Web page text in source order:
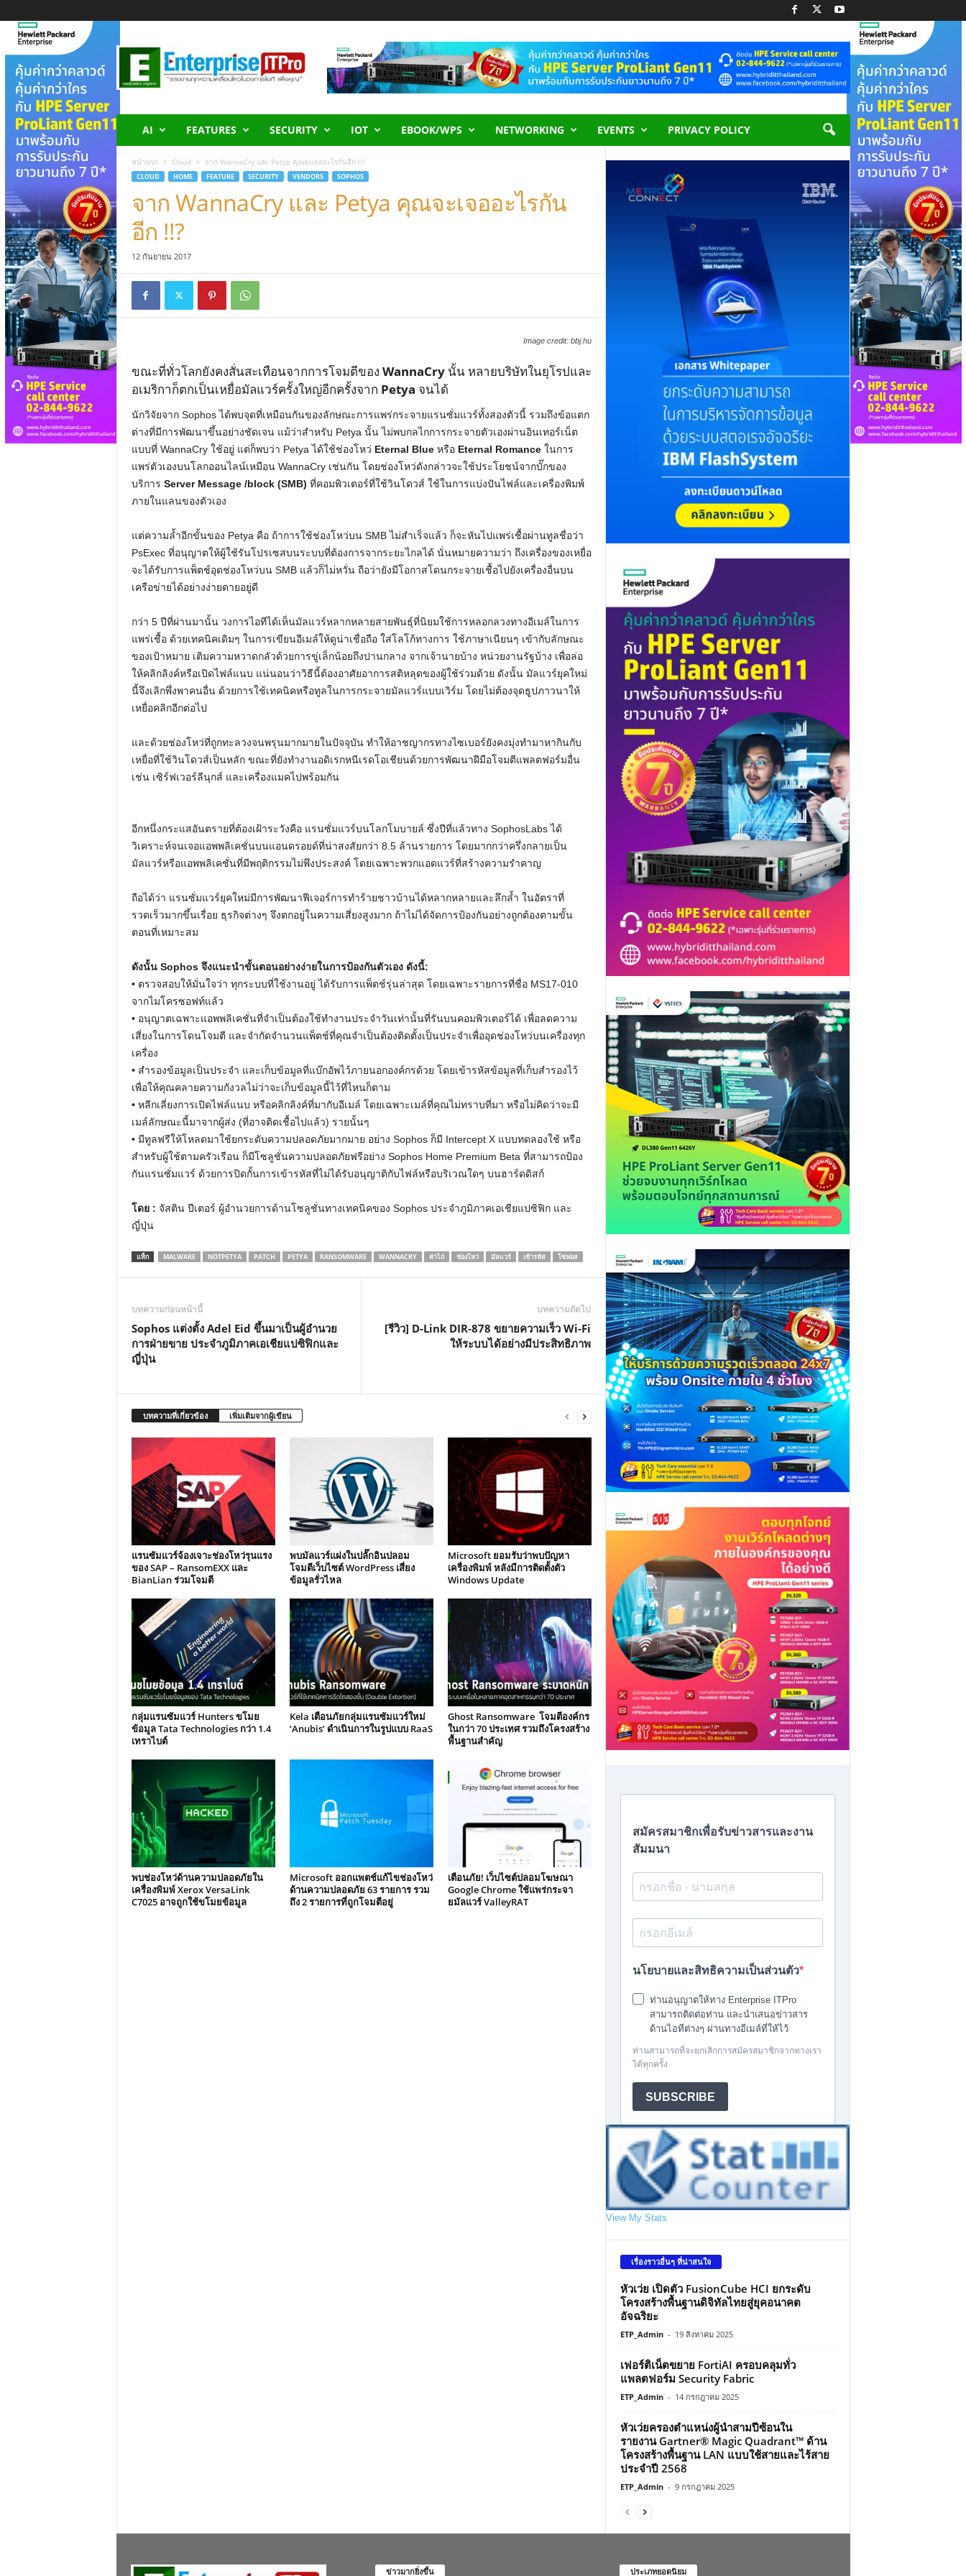
n
T
P
r
o
AI FEATURES SECURITY IOT EBOOK/WPS NETWORKING EVENTS PRIVACY POLICY
หน้าแรก Cloud จาก WannaCry และ Petya คุณจะเจออะไรกันอีก !!?
CLOUD HOME FEATURE SECURITY VENDORS SOPHOS
จาก WannaCry และ Petya คุณจะเจออะไรกัน
อีก !!?
12 กันยายน 2017
Image credit: bbj.hu
ขณะที่ทั่วโลกยังคงสั่นสะเทือนจากการโจมตีของ WannaCryนั้น หลายบริษัทในยุโรปและ
อเมริกาก็ตกเป็นเหยื่อมัลแวร์ครั้งใหญ่อีกครั้งจาก Petya จนได้
นักวิจัยจาก Sophos ได้พบจุดที่เหมือนกันของลักษณะการแพร่กระจายแรนซั่มแวร์ทั้งสองตัวนี้ รวมถึงข้อแตก
ต่างที่มีการพัฒนาขึ้นอย่างชัดเจน แม้ว่าสำหรับ Petya นั้น ไม่พบกลไกการกระจายตัวเองผ่านอินเทอร์เน็ต
แบบที่ WannaCry ใช้อยู่ แต่ก็พบว่า Petya ได้ใช้ช่องโหว่ Eternal BlueหรือEternal Romanceในการ
แพร่ตัวเองบนโลกออนไลน์เหมือน WannaCry เช่นกัน โดยช่องโหว่ดังกล่าวจะใช้ประโยชน์จากบั๊กของ
บริการ Server Message /block (SMB) ที่คอมพิวเตอร์ที่ใช้วินโดวส์ ใช้ในการแบ่งปันไฟล์และเครื่องพิมพ์
ภายในแลนของตัวเอง
แต่ความล้ำอีกขั้นของ Petya คือ ถ้าการใช้ช่องโหว่บน SMB ไม่สำเร็จแล้ว ก็จะหันไปแพร่เชื้อผ่านทูลชื่อว่า
PsExec ที่อนุญาตให้ผู้ใช้รันโปรเซสบนระบบที่ต้องการจากระยะไกลได้ นั่นหมายความว่า ถึงเครื่องของเหยื่อ
จะได้รับการแพ็ตช์อุดช่องโหว่บน SMB แล้วก็ไม่หวั่น ถือว่ายังมีโอกาสโดนกระจายเชื้อไปยังเครื่องอื่นบน
เครือข่ายได้อย่างง่ายดายอยู่ดี
กว่า 5 ปีที่ผ่านมานั้น วงการไอทีได้เห็นมัลแวร์หลากหลายสายพันธุ์ที่นิยมใช้การหลอกลวงทางอีเมล์ในการ
แพร่เชื้อ ด้วยเทคนิคเดิมๆ ในการเขียนอีเมล์ให้ดูน่าเชื่อถือ ใส่โลโก้ทางการ ใช้ภาษาเนียนๆ เข้ากับลักษณะ
ของเป้าหมาย เติมความหวาดกลัวด้วยการขู่เล็กน้อยถึงปานกลาง จากเจ้านายบ้าง หน่วยงานรัฐบ้าง เพื่อล่อ
ให้คลิกลิงค์หรือเปิดไฟล์แนบ แน่นอนว่าวิธีนี้ต้องอาศัยอาการสติหลุดของผู้ใช้ร่วมด้วย ดังนั้น มัลแวร์ยุคใหม่
นี้จึงเลิกพึ่งพาคนอื่น ด้วยการใช้เทคนิคหรือทูลในการกระจายมัลแวร์แบบเวิร์ม โดยไม่ต้องจุดธูปภาวนาให้
เหยื่อคลิกอีกต่อไป
และด้วยช่องโหว่ที่ถูกทะลวงจนพรุนมากมายในปัจจุบัน ทำให้อาชญากรทางไซเบอร์ยังคงมุ่งทำมาหากินกับ
เหยื่อที่ใช้วินโดวส์เป็นหลัก ขณะที่ยังทำงานอดิเรกหนีเรดโอเชียนด้วยการพัฒนาฝีมือโจมตีแพลตฟอร์มอื่น
เช่น เซิร์ฟเวอร์ลีนุกส์ และเครื่องแมคไปพร้อมกัน
อีกหนึ่งกระแสอันตรายที่ต้องเฝ้าระวังคือ แรนซั่มแวร์บนโลกโมบายล์ ซึ่งปีที่แล้วทาง SophosLabs ได้
วิเคราะห์จนเจอแอพพลิเคชั่นบนแอนดรอยด์ที่น่าสงสัยกว่า 8.5 ล้านรายการ โดยมากกว่าครึ่งกลายเป็น
มัลแวร์หรือแอพพลิเคชั่นที่มีพฤติกรรมไม่พึงประสงค์ โดยเฉพาะพวกแอดแวร์ที่สร้างความรำคาญ
ถือได้ว่า แรนซั่มแวร์ยุคใหม่มีการพัฒนาฟีเจอร์การทำร้ายชาวบ้านได้หลากหลายและลึกล้ำ ในอัตราที่
รวดเร็วมากขึ้นเรื่อย ธุรกิจต่างๆ จึงตกอยู่ในความเสี่ยงสูงมาก ถ้าไม่ได้จัดการป้องกันอย่างถูกต้องตามขั้น
ตอนที่เหมาะสม
ดังนั้น Sophos จึงแนะนำขั้นตอนอย่างง่ายในการป้องกันตัวเอง ดังนี้:
• ตรวจสอบให้มั่นใจว่า ทุกระบบที่ใช้งานอยู่ ได้รับการแพ็ตช์รุ่นล่าสุด โดยเฉพาะรายการที่ชื่อ MS17-010
จากไมโครซอฟท์แล้ว
• อนุญาตเฉพาะแอพพลิเคชั่นที่จำเป็นต้องใช้ทำงานประจำวันเท่านั้นที่รันบนคอมพิวเตอร์ได้ เพื่อลดความ
เสี่ยงในการโดนโจมตี และจำกัดจำนวนแพ็ตช์ที่คุณจำเป็นต้องติดตั้งเป็นประจำเพื่ออุดช่องโหว่บนเครื่องทุก
เครื่อง
• สำรองข้อมูลเป็นประจำ และเก็บข้อมูลที่แบ๊กอัพไว้ภายนอกองค์กรด้วย โดยเข้ารหัสข้อมูลที่เก็บสำรองไว้
เพื่อให้คุณคลายความกังวลไม่ว่าจะเก็บข้อมูลนี้ไว้ที่ไหนก็ตาม
• หลีกเลี่ยงการเปิดไฟล์แนบ หรือคลิกลิงค์ที่มากับอีเมล์ โดยเฉพาะเมล์ที่คุณไม่ทราบที่มา หรือไม่คิดว่าจะมี
เมล์ลักษณะนี้มาจากผู้ส่ง (ที่อาจติดเชื้อไปแล้ว) รายนั้นๆ
• มีทูลฟรีให้โหลดมาใช้ยกระดับความปลอดภัยมากมาย อย่าง Sophos ก็มี Intercept X แบบทดลองใช้ หรือ
สำหรับผู้ใช้ตามครัวเรือน ก็มีโซลูชั่นความปลอดภัยฟรีอย่าง Sophos Home Premium Beta ที่สามารถป้อง
กันแรนซั่มแวร์ ด้วยการปิดกั้นการเข้ารหัสที่ไม่ได้รับอนุญาติกับไฟล์หรือบริเวณใดๆ บนฮาร์ดดิสก์
โดย : จัสติน ปีเตอร์ ผู้อำนวยการด้านโซลูชั่นทางเทคนิคของ Sophos ประจำภูมิภาคเอเชียแปซิฟิก และ
ญี่ปุ่น
แท็ก MALWARE NOTPETYA PATCH PETYA RANSOMWARE WANNACRY ค่าไถ่ ช่องโหว่ มัลแวร์ เข้ารหัส โซฟอส
บทความก่อนหน้านี้
Sophos แต่งตั้ง Adel Eid ขึ้นมาเป็นผู้อำนวย
การฝ่ายขาย ประจำภูมิภาคเอเชียแปซิฟิกและ
ญี่ปุ่น
บทความถัดไป
[รีวิว] D-Link DIR-878 ขยายความเร็ว Wi-Fi
ให้ระบบได้อย่างมีประสิทธิภาพ
บทความที่เกี่ยวข้อง เพิ่มเติมจากผู้เขียน
แรนซัมแวร์จ้องเจาะช่องโหว่รุนแรง
ของ SAP – RansomEXX และ
BianLian ร่วมโจมตี
พบมัลแวร์แฝงในปลั๊กอินปลอม
โจมตีเว็บไซต์ WordPress เสี่ยง
ข้อมูลรั่วไหล
Microsoft ยอมรับว่าพบปัญหา
เครื่องพิมพ์ หลังมีการติดตั้งตัว
Windows Update
กลุ่มแรนซัมแวร์ Hunters ขโมย
ข้อมูล Tata Technologies กว่า 1.4
เทราไบต์
Kela เตือนภัยกลุ่มแรนซัมแวร์ใหม่
‘Anubis’ ดำเนินการในรูปแบบ RaaS
Ghost Ransomware โจมตีองค์กร
ในกว่า 70 ประเทศ รวมถึงโครงสร้าง
พื้นฐานสำคัญ
พบช่องโหว่ด้านความปลอดภัยใน
เครื่องพิมพ์ Xerox VersaLink
C7025 อาจถูกใช้ขโมยข้อมูล
Microsoft ออกแพตช์แก้ไขช่องโหว่
ด้านความปลอดภัย 63 รายการ รวม
ถึง 2 รายการที่ถูกโจมตีอยู่
เตือนภัย! เว็บไซต์ปลอมโฆษณา
Google Chrome ใช้แพร่กระจา
ยมัลแวร์ ValleyRAT
View My Stats
เรื่องราวอื่นๆ ที่น่าสนใจ
หัวเว่ย เปิดตัว FusionCube HCI ยกระดับ
โครงสร้างพื้นฐานดิจิทัลไทยสู่ยุคอนาคต
อัจฉริยะ
ETP_Admin - 19 สิงหาคม 2025
เฟอร์ติเน็ตขยาย FortiAI ครอบคลุมทั่ว
แพลตฟอร์ม Security Fabric
ETP_Admin - 14 กรกฎาคม 2025
หัวเว่ยครองตำแหน่งผู้นำสามปีซ้อนใน
รายงาน Gartner® Magic Quadrant™ ด้าน
โครงสร้างพื้นฐาน LAN แบบใช้สายและไร้สาย
ประจำปี 2568
ETP_Admin - 9 กรกฎาคม 2025
ข่าวมากยิ่งขึ้น ประเภทยอดนิยม